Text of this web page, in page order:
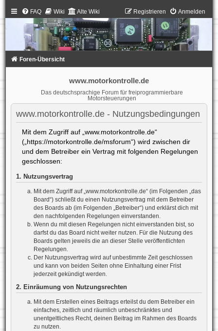
FAQ Wiki Alte Wiki Anmelden
Registrieren
Foren-Übersicht
www.motorkontrolle.de
Das deutschsprachige Forum für freiprogrammierbare
Motorsteuerungen
www.motorkontrolle.de - Nutzungsbedingungen
Mit dem Zugriff auf „www.motorkontrolle.de“
(„https://motorkontrolle.de/msforum“) wird zwischen dir
und dem Betreiber ein Vertrag mit folgenden Regelungen
geschlossen:
1. Nutzungsvertrag
Mit dem Zugriff auf „www.motorkontrolle.de“ (im Folgenden „das
Board“) schließt du einen Nutzungsvertrag mit dem Betreiber
des Boards ab (im Folgenden „Betreiber“) und erklärst dich mit
den nachfolgenden Regelungen einverstanden.
Wenn du mit diesen Regelungen nicht einverstanden bist, so
darfst du das Board nicht weiter nutzen. Für die Nutzung des
Boards gelten jeweils die an dieser Stelle veröffentlichten
Regelungen.
Der Nutzungsvertrag wird auf unbestimmte Zeit geschlossen
und kann von beiden Seiten ohne Einhaltung einer Frist
jederzeit gekündigt werden.
2. Einräumung von Nutzungsrechten
Mit dem Erstellen eines Beitrags erteilst du dem Betreiber ein
einfaches, zeitlich und räumlich unbeschränktes und
unentgeltliches Recht, deinen Beitrag im Rahmen des Boards
zu nutzen.